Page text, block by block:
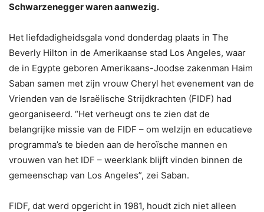
Schwarzenegger waren aanwezig.
Het liefdadigheidsgala vond donderdag plaats in The
Beverly Hilton in de Amerikaanse stad Los Angeles, waar
de in Egypte geboren Amerikaans-Joodse zakenman Haim
Saban samen met zijn vrouw Cheryl het evenement van de
Vrienden van de Israëlische Strijdkrachten (FIDF) had
georganiseerd. “Het verheugt ons te zien dat de
belangrijke missie van de FIDF – om welzijn en educatieve
programma’s te bieden aan de heroïsche mannen en
vrouwen van het IDF – weerklank blijft vinden binnen de
gemeenschap van Los Angeles”, zei Saban.
FIDF, dat werd opgericht in 1981, houdt zich niet alleen